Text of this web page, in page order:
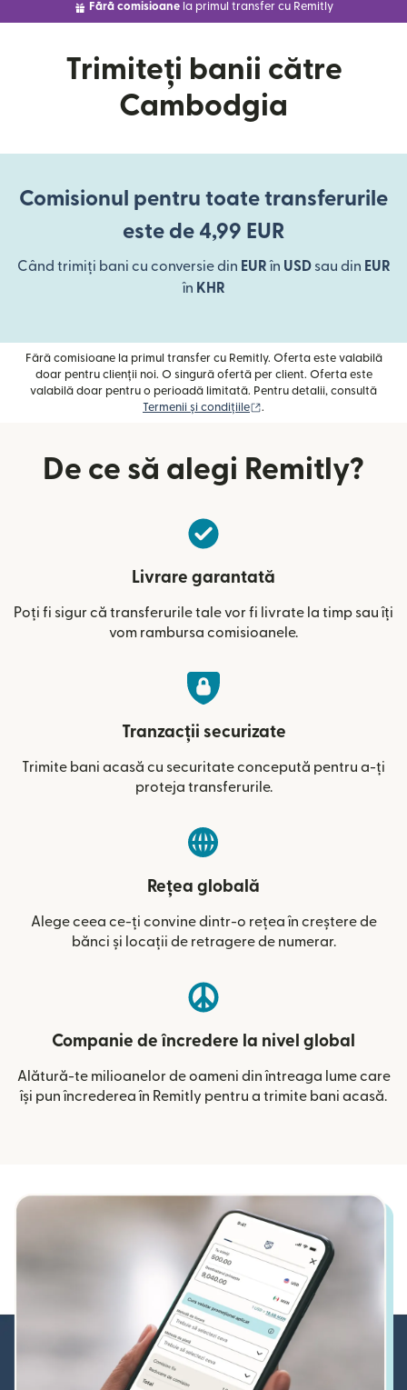
Fără comisioanela primul transfer cu Remitly
Trimiteți banii către
Cambodgia
Comisionul pentru toate transferurile
este de 4,99 EUR
Când trimiți bani cu conversie din EURîn USDsau din EUR
în KHR
Fără comisioane la primul transfer cu Remitly. Oferta este valabilă
doar pentru clienții noi. O singură ofertă per client. Oferta este
valabilă doar pentru o perioadă limitată. Pentru detalii, consultă
Termenii și condițiile
.
De ce să alegi Remitly?
Livrare garantată
Poți fi sigur că transferurile tale vor fi livrate la timp sau îți
vom rambursa comisioanele.
Tranzacții securizate
Trimite bani acasă cu securitate concepută pentru a-ți
proteja transferurile.
Rețea globală
Alege ceea ce-ți convine dintr-o rețea în creștere de
bănci și locații de retragere de numerar.
Companie de încredere la nivel global
Alătură-te milioanelor de oameni din întreaga lume care
își pun încrederea în Remitly pentru a trimite bani acasă.